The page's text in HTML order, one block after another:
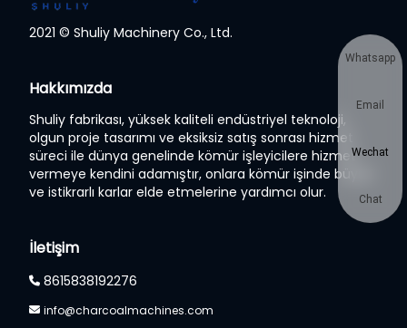
2021 © Shuliy Machinery Co., Ltd.
Hakkımızda
Shuliy fabrikası, yüksek kaliteli endüstriyel teknoloji,
olgun proje tasarımı ve eksiksiz satış sonrası hizmet
süreci ile dünya genelinde kömür işleyicilere hizmet
vermeye kendini adamıştır, onlara kömür işinde büyük
ve istikrarlı karlar elde etmelerine yardımcı olur.
İletişim
8615838192276
info@charcoalmachines.com
Whatsapp
Email
Wechat
Chat